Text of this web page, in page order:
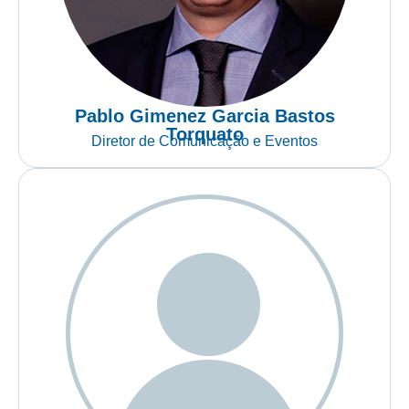
Pablo Gimenez Garcia Bastos
Torquato
Diretor de Comunicação e Eventos